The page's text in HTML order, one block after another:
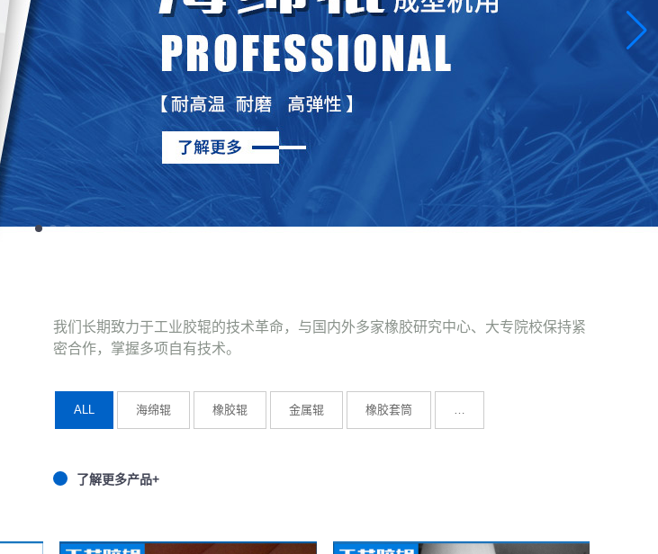
我们长期致力于工业胶辊的技术革命，与国内外多家橡胶研究中心、大专院校保持紧
密合作，掌握多项自有技术。
ALL 海绵辊 橡胶辊 金属辊 橡胶套筒 …
了解更多产品+